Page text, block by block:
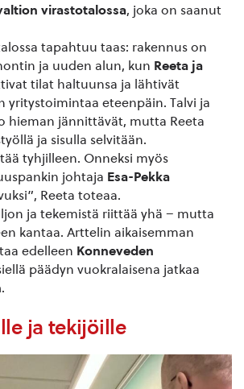
virastotalossa, joka on saanut
tapahtuu taas: rakennus on
ja uuden alun, kun Reeta ja
tilat haltuunsa ja lähtivät
yritystoimintaa eteenpäin. Talvi ja
hieman jännittävät, mutta Reeta
ja sisulla selvitään.
tyhjilleen. Onneksi myös
johtaja Esa-Pekka
Reeta toteaa.
ja tekemistä riittää yhä – mutta
kantaa. Arttelin aikaisemman
edelleen Konneveden
päädyn vuokralaisena jatkaa
.
ja tekijöille